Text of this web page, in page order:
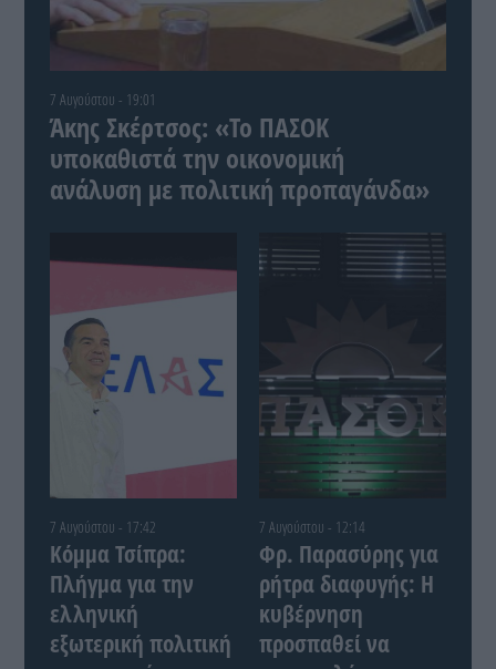
7 Αυγούστου - 19:01
Άκης Σκέρτσος: «Το ΠΑΣΟΚ
υποκαθιστά την οικονομική
ανάλυση με πολιτική προπαγάνδα»
7 Αυγούστου - 17:42
Κόμμα Τσίπρα:
Πλήγμα για την
ελληνική
εξωτερική πολιτική
7 Αυγούστου - 12:14
Φρ. Παρασύρης για
ρήτρα διαφυγής: Η
κυβέρνηση
προσπαθεί να